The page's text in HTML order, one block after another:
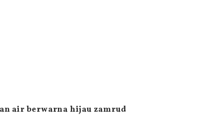
air berwarna hijau zamrud